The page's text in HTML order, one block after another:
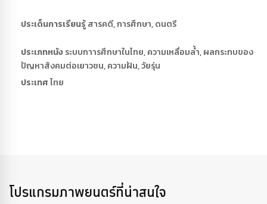
ประเด็นการเรียนรู้สารคดี, การศึกษา, ดนตรี
ประเภทหนังระบบกาารศึกษาในไทย, ความเหลื่อมล้ำ, ผลกระทบของ
ปัญหาสังคมต่อเยาวชน, ความฝัน, วัยรุ่น
ประเทศไทย
โปรแกรมภาพยนตร์ที่น่าสนใจ